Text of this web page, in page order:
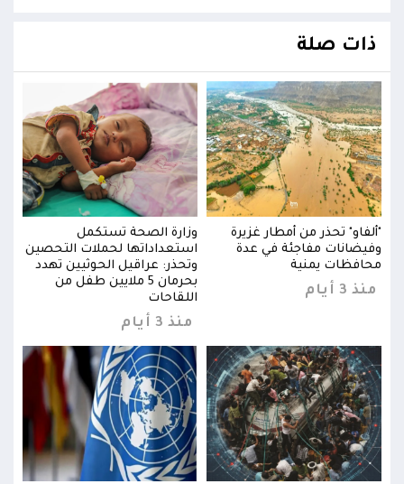
ذات صلة
"ألفاو" تحذر من أمطار غزيرة
وفيضانات مفاجئة في عدة
محافظات يمنية
منذ 3 أيام
وزارة الصحة تستكمل
استعداداتها لحملات التحصين
وتحذر: عراقيل الحوثيين تهدد
بحرمان 5 ملايين طفل من
اللقاحات
منذ 3 أيام